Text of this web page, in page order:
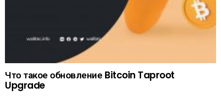
Что такое обновление Bitcoin Taproot
Upgrade